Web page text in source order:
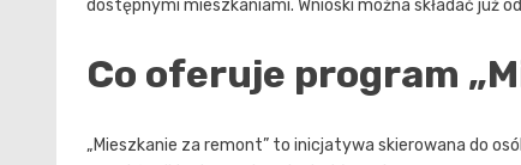
dostępnymi mieszkaniami. Wnioski można składać już
Co oferuje program
„Mieszkanie za remont” to inicjatywa skierowana do